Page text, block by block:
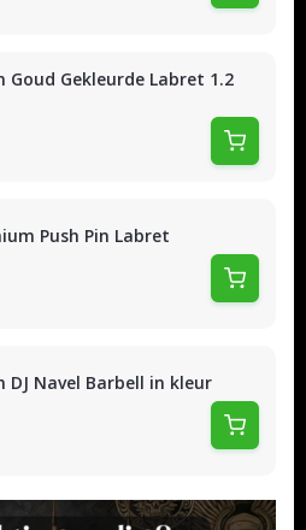
Gekleurde Labret 1.2
Push Pin Labret
DJ Navel Barbell in kleur